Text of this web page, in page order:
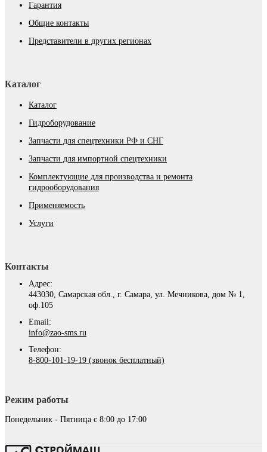
Гарантия
Общие контакты
Представители в других регионах
Каталог
Каталог
Гидроборудование
Запчасти для спецтехники РФ и СНГ
Запчасти для импортной спецтехники
Комплектующие для производства и ремонта
гидрооборудования
Применяемость
Услуги
Контакты
Адрес:
443030, Самарская обл., г. Самара, ул. Мечникова, дом № 1,
оф.105
Email:
info@zao-sms.ru
Телефон:
8-800-101-19-19 (звонок бесплатный)
Режим работы
Понедельник - Пятница с 8:00 до 17:00